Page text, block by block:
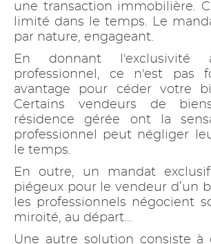
une transaction immobilière.
limité dans le temps. Le
par nature, engageant.
En donnant
professionnel, ce n'est pas
avantage pour céder votre
Certains vendeurs de
résidence gérée ont la
professionnel peut négliger
le temps.
En outre, un mandat
piégeux pour le vendeur d’un
les professionnels négocient
miroité, au départ...
Une autre solution consiste à